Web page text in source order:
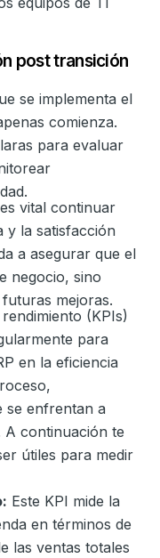
post transición
se implementa el
comienza.
para evaluar
vital continuar
y la satisfacción
a asegurar que el
negocio, sino
mejoras.
(KPIs)
para
en la eficiencia
se enfrentan a
A continuación te
útiles para medir
Este KPI mide la
en términos de
las ventas totales